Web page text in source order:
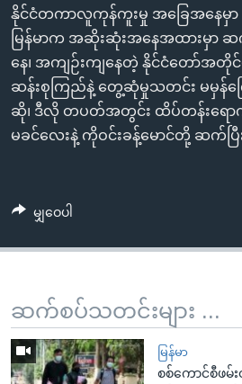
ရှာဖွေ
ရန်
နေရာ
သို့
ကျော်
ရန်
ဘာသာစကားများ
နိုင်ငံတကာလူကုန်ကူးမှု အခြေအနေမှာ
မြန်မာက အဆိုးဆုံးအနေအထားမှာ
နေ၊ အကျဉ်းကျနေတဲ့ နိုင်ငံတော်အတိုင်
ဆန်းစုကြည်နဲ့ တွေ့ဆုံမှုသတင်း မမှန်ကြေ
ဆို၊ ဒီလို တပတ်အတွင်း ထိပ်တန်းရော
မခင်လေးနဲ့ ကိုဝင်းခန့်မောင်တို့ ဆက်ပြီး
မျှဝေပါ
ဆက်စပ်သတင်းများ ...
မြန်မာ
စစ်ကောင်စီဖ